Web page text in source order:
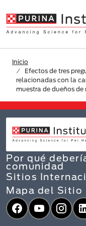
Inicio
Efectos de tres
relacionadas con la
muestra de dueños
Por qué
comunidad
Sitios
Mapa del Sitio
Facebook